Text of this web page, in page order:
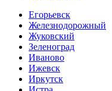
Егорьевск
Железнодорожный
Жуковский
Зеленоград
Иваново
Ижевск
Иркутск